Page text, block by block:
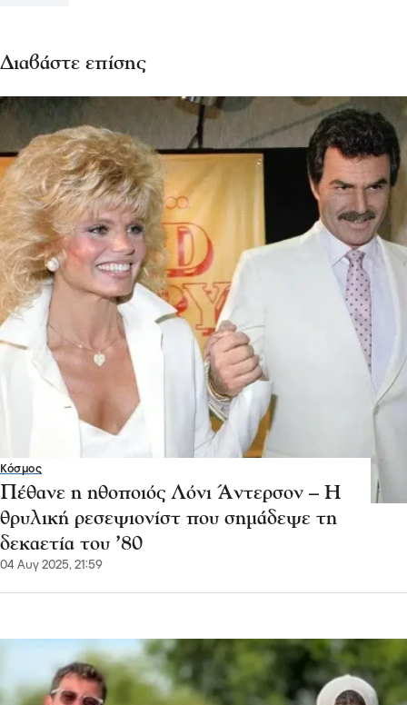
Διαβάστε επίσης
Κόσμος
Πέθανε η ηθοποιός Λόνι Άντερσον – Η
θρυλική ρεσεψιονίστ που σημάδεψε τη
δεκαετία του ’80
04 Αυγ 2025, 21:59